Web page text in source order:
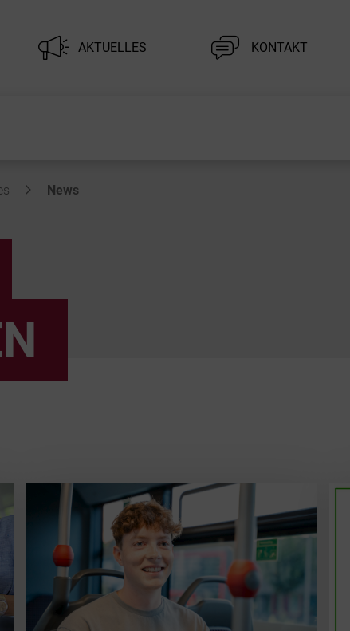
AKTUELLES KONTAKT
News